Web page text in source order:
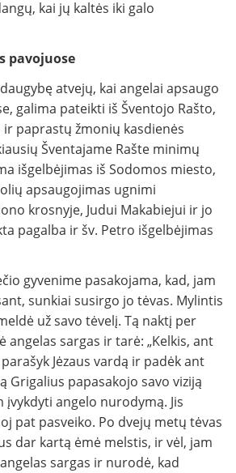
kai jų kaltės iki galo
pavojuose
atvejų, kai angelai apsaugo
galima pateikti iš Šventojo Rašto,
paprastų žmonių kasdienės
Šventajame Rašte minimų
išgelbėjimas iš Sodomos miesto,
apsaugojimas ugnimi
krosnyje, Judui Makabiejui ir jo
pagalba ir šv. Petro išgelbėjimas
gyvenime pasakojama, kad, jam
sunkiai susirgo jo tėvas. Mylintis
už savo tėvelį. Tą naktį per
angelas sargas ir tarė: „Kelkis, ant
Jėzaus vardą ir padėk ant
Grigalius papasakojo savo viziją
įvykdyti angelo nurodymą. Jis
pat pasveiko. Po dvejų metų tėvas
dar kartą ėmė melstis, ir vėl, jam
sargas ir nurodė, kad